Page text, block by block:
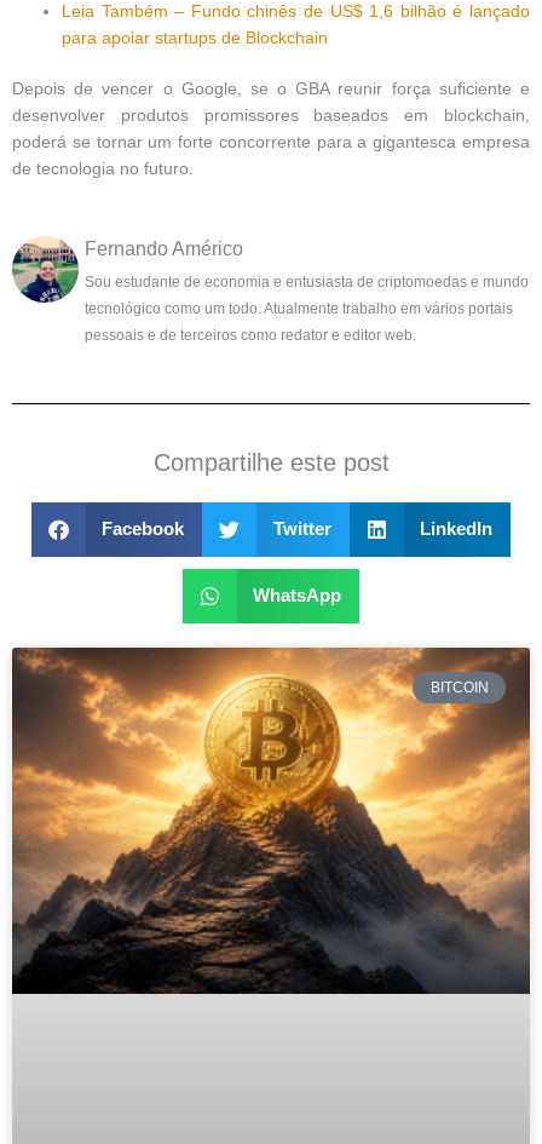
Leia Também – Fundo chinês de US$ 1,6 bilhão é lançado
para apoiar startups de Blockchain
Depois de vencer o Google, se o GBA reunir força suficiente e
desenvolver produtos promissores baseados em blockchain,
poderá se tornar um forte concorrente para a gigantesca empresa
de tecnologia no futuro.
Fernando Américo
Sou estudante de economia e entusiasta de criptomoedas e mundo
tecnológico como um todo. Atualmente trabalho em vários portais
pessoais e de terceiros como redator e editor web.
Compartilhe este post
Facebook Twitter LinkedIn
WhatsApp
BITCOIN